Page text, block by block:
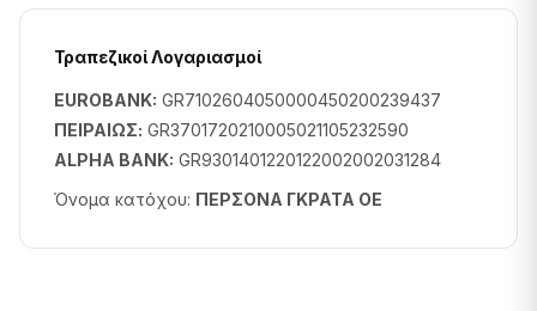
Τραπεζικοί Λογαριασμοί
EUROBANK: GR7102604050000450200239437
ΠΕΙΡΑΙΩΣ: GR3701720210005021105232590
ALPHA BANK: GR9301401220122002002031284
Όνομα κατόχου: ΠΕΡΣΟΝΑ ΓΚΡΑΤΑ ΟΕ